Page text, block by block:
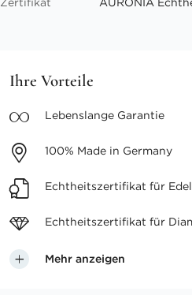
Ihre Vorteile
Lebenslange Garantie
100% Made in Germany
Echtheitszertifikat für
Echtheitszertifikat für
Mehr anzeigen